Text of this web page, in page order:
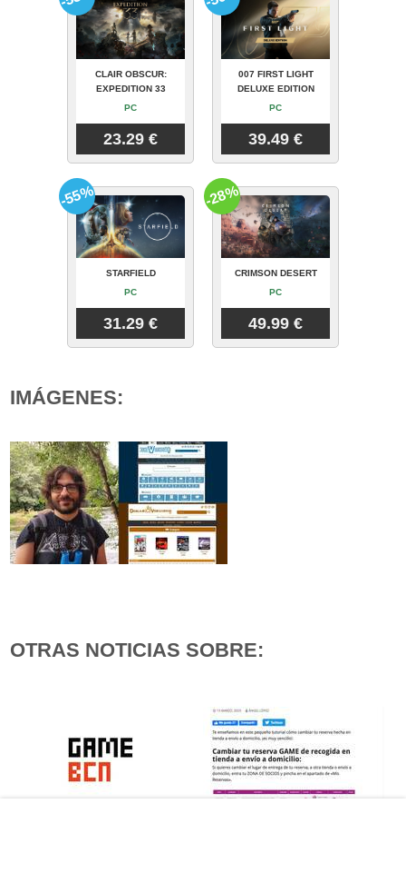
CLAIR OBSCUR:
EXPEDITION 33
PC
23.29 €
007 FIRST LIGHT
DELUXE EDITION
PC
39.49 €
STARFIELD
PC
31.29 €
-55%
CRIMSON DESERT
PC
49.99 €
-28%
IMÁGENES:
OTRAS NOTICIAS SOBRE: